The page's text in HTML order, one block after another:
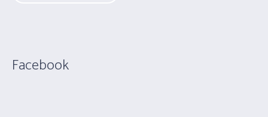
Facebook